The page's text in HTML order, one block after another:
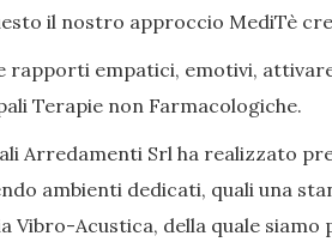
il nostro approccio MediTè
rapporti empatici, emotivi,
Terapie non Farmacologiche.
Arredamenti Srl ha realizzato
ambienti dedicati, quali una
Vibro-Acustica, della quale